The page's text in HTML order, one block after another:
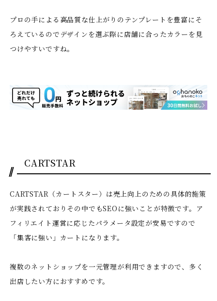
プロの手による高品質な仕上がりのテンプレートを豊富にそ
ろえているのでデザインを選ぶ際に店舗に合ったカラーを見
つけやすいですね。
CARTSTAR
CARTSTAR（カートスター）は売上向上のための具体的施策
が実践されておりその中でもSEOに強いことが特徴です。ア
フィリエイト運営に応じたパラメータ設定が安易ですので
「集客に強い」カートになります。
複数のネットショップを一元管理が利用できますので、多く
出店したい方におすすめです。